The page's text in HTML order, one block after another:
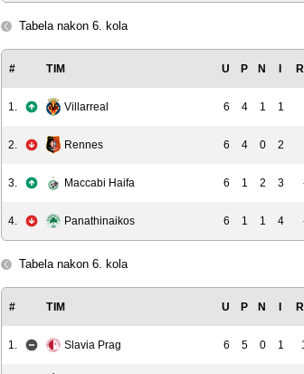
Tabela nakon 6. kola
# TIM U P N
1. Villarreal 6 4 1 1
2. Rennes 6 4 0 2
3. Maccabi Haifa 6 1 2 3
4. Panathinaikos 6 1 1 4
Tabela nakon 6. kola
# TIM U P N
1. Slavia Prag 6 5 0 1